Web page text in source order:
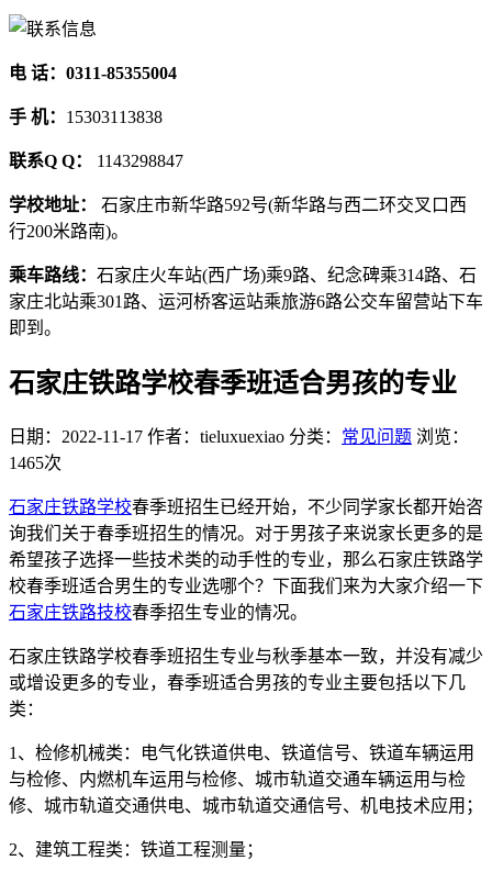
电 话：0311-85355004
手 机： 15303113838
联系Q Q： 1143298847
学校地址： 石家庄市新华路592号(新华路与西二环交叉口西
行200米路南)。
乘车路线： 石家庄火车站(西广场)乘9路、纪念碑乘314路、石
家庄北站乘301路、运河桥客运站乘旅游6路公交车留营站下车
即到。
石家庄铁路学校春季班适合男孩的专业
日期：2022-11-17 作者：tieluxuexiao 分类： 常见问题 浏览：
1465次
石家庄铁路学校春季班招生已经开始，不少同学家长都开始咨
询我们关于春季班招生的情况。对于男孩子来说家长更多的是
希望孩子选择一些技术类的动手性的专业，那么石家庄铁路学
校春季班适合男生的专业选哪个？下面我们来为大家介绍一下
石家庄铁路技校春季招生专业的情况。
石家庄铁路学校春季班招生专业与秋季基本一致，并没有减少
或增设更多的专业，春季班适合男孩的专业主要包括以下几
类：
1、检修机械类：电气化铁道供电、铁道信号、铁道车辆运用
与检修、内燃机车运用与检修、城市轨道交通车辆运用与检
修、城市轨道交通供电、城市轨道交通信号、机电技术应用；
2、建筑工程类：铁道工程测量；